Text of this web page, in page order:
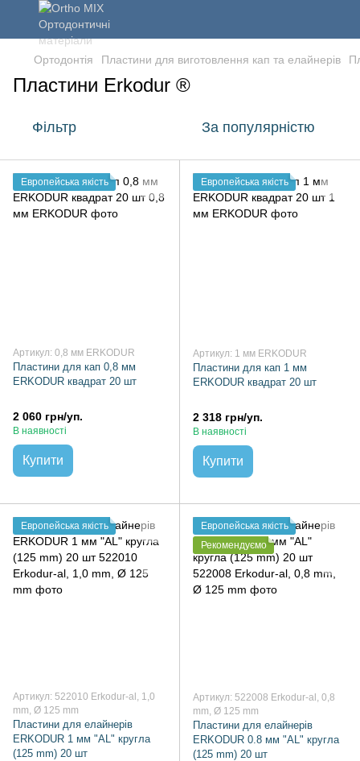
Ортодонтія Пластини для виготовлення кап та елайнерів
Пластини Erkodur ®
Фільтр За популярністю
Европейська якість
Артикул: 0,8 мм ERKODUR
Пластини для кап 0,8 мм
ERKODUR квадрат 20 шт
2 060 грн/уп.
В наявності
Купити
Европейська якість
Артикул: 1 мм ERKODUR
Пластини для кап 1 мм
ERKODUR квадрат 20 шт
2 318 грн/уп.
В наявності
Купити
Европейська якість
Артикул: 522010 Erkodur-al, 1,0
mm, Ø 125 mm
Пластини для елайнерів
ERKODUR 1 мм "AL" кругла
(125 mm) 20 шт
Европейська якість
Рекомендуємо
Артикул: 522008 Erkodur-al, 0,8
mm, Ø 125 mm
Пластини для елайнерів
ERKODUR 0.8 мм "AL" кругла
(125 mm) 20 шт